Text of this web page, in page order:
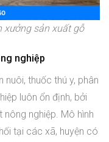
xưởng sản xuất gỗ
nghiệp
nuôi, thuốc thú y, phân
luôn ổn định, bởi
nghiệp. Mô hình
tại các xã, huyện có